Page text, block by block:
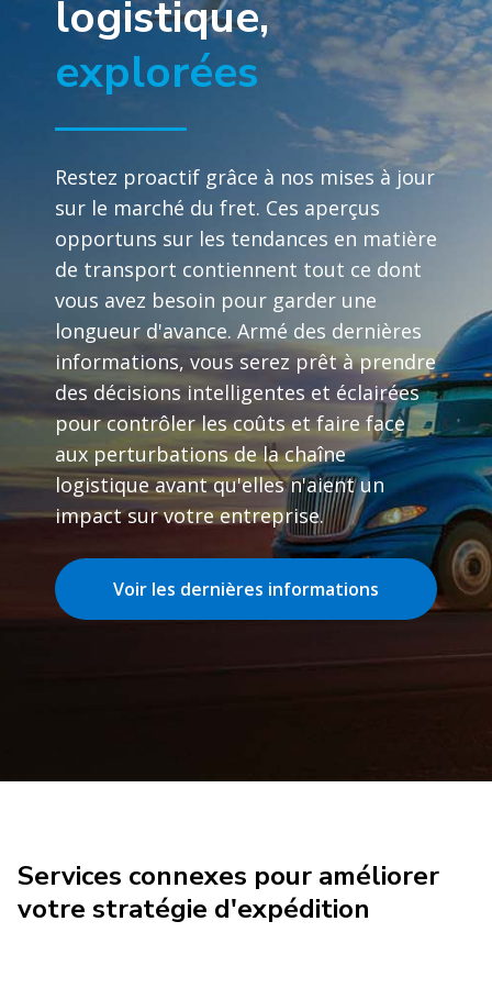
logistique,
explorées
Restez proactif grâce à nos mises à jour
sur le marché du fret. Ces aperçus
opportuns sur les tendances en matière
de transport contiennent tout ce dont
vous avez besoin pour garder une
longueur d'avance. Armé des dernières
informations, vous serez prêt à prendre
des décisions intelligentes et éclairées
pour contrôler les coûts et faire face
aux perturbations de la chaîne
logistique avant qu'elles n'aient un
impact sur votre entreprise.
Voir les dernières informations
Services connexes pour améliorer
votre stratégie d'expédition